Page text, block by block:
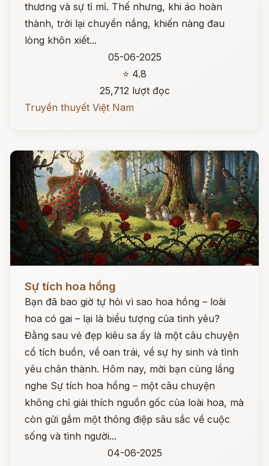
thương và sự tỉ mỉ. Thế nhưng, khi áo hoàn
thành, trời lại chuyển nắng, khiến nàng đau
lòng khôn xiết...
05-06-2025
⭐ 4.8
25,712 lượt đọc
Truyền thuyết Việt Nam
Sự tích hoa hồng
Bạn đã bao giờ tự hỏi vì sao hoa hồng – loài
hoa có gai – lại là biểu tượng của tình yêu?
Đằng sau vẻ đẹp kiêu sa ấy là một câu chuyện
cổ tích buồn, về oan trái, về sự hy sinh và tình
yêu chân thành. Hôm nay, mời bạn cùng lắng
nghe Sự tích hoa hồng – một câu chuyện
không chỉ giải thích nguồn gốc của loài hoa, mà
còn gửi gắm một thông điệp sâu sắc về cuộc
sống và tình người...
04-06-2025